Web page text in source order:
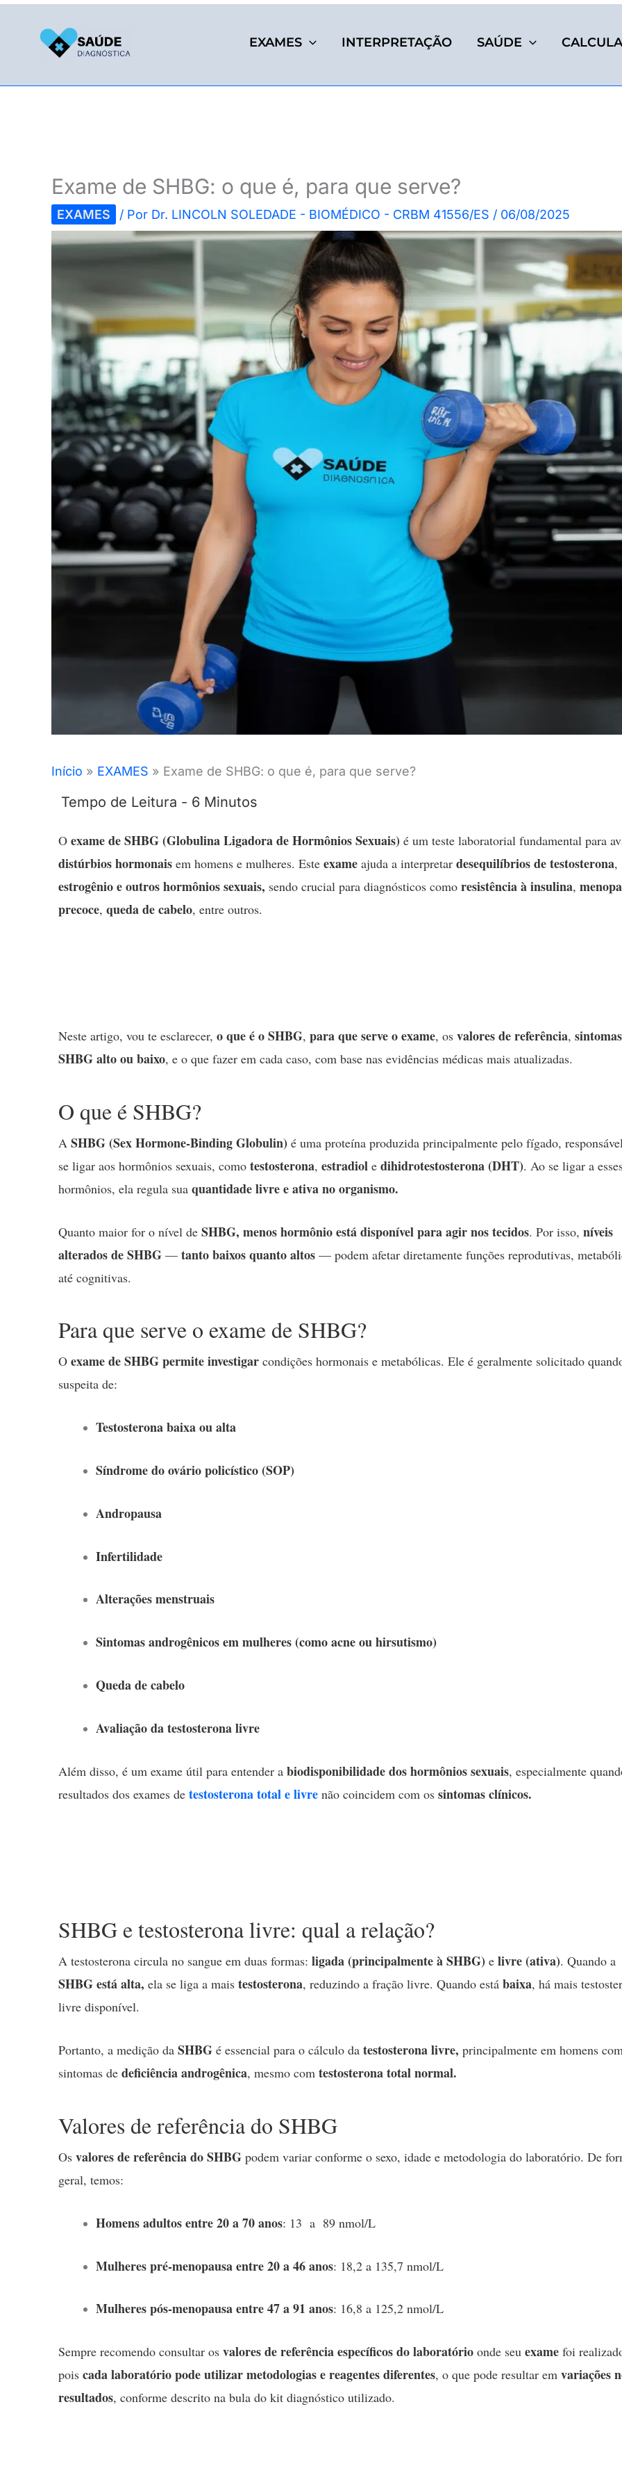
EXAMES INTERPRETAÇÃO SAÚDE
Exame de SHBG: o que é, para que serve?
EXAMES / Por Dr. LINCOLN SOLEDADE - BIOMÉDICO - CRBM 41556/ES / 06/08/2025
Início EXAMES Exame de SHBG: o que é, para que serve?
O exame de SHBG(Globulina Ligadora de Hormônios Sexuais) é um teste laboratorial fundamental para
distúrbios hormonais em homens e mulheres. Este exame ajuda a interpretar desequilíbrios de testosterona,
estrogênio e outros hormônios sexuais, sendo crucial para diagnósticos como resistência à insulina,
precoce, queda de cabelo, entre outros.
Neste artigo, vou te esclarecer, o que é o SHBG, para que serve o exame, os valores de referência,
SHBG alto ou baixo, e o que fazer em cada caso, com base nas evidências médicas mais atualizadas.
O que é SHBG?
A SHBG (Sex Hormone-Binding Globulin) é uma proteína produzida principalmente pelo fígado,
se ligar aos hormônios sexuais, como testosterona, estradiol e dihidrotestosterona (DHT). Ao se ligar a
hormônios, ela regula sua quantidade livre e ativa no organismo.
Quanto maior for o nível de SHBG, menos hormônio está disponível para agir nos tecidos. Por isso, níveis
alterados de SHBG — tanto baixos quanto altos — podem afetar diretamente funções reprodutivas,
até cognitivas.
Para que serve o exame de SHBG?
O exame de SHBG permite investigar condições hormonais e metabólicas. Ele é geralmente solicitado
suspeita de:
Testosterona baixa ou alta
Síndrome do ovário policístico (SOP)
Andropausa
Infertilidade
Alterações menstruais
Sintomas androgênicos em mulheres (como acne ou hirsutismo)
Queda de cabelo
Avaliação da testosterona livre
Além disso, é um exame útil para entender a biodisponibilidade dos hormônios sexuais, especialmente
resultados dos exames de testosterona total e livre não coincidem com os sintomas clínicos.
SHBG e testosterona livre: qual a relação?
A testosterona circula no sangue em duas formas: ligada (principalmente à SHBG) e livre (ativa). Quando a
SHBG está alta, ela se liga a mais testosterona, reduzindo a fração livre. Quando está baixa, há mais
livre disponível.
Portanto, a medição da SHBG é essencial para o cálculo da testosterona livre, principalmente em homens
sintomas de deficiência androgênica, mesmo com testosterona total normal.
Valores de referência do SHBG
Os valores de referência do SHBG podem variar conforme o sexo, idade e metodologia do laboratório. De
geral, temos:
Homens adultos entre 20 a 70 anos: 13 a 89 nmol/L
Mulheres pré-menopausa entre 20 a 46 anos: 18,2 a 135,7 nmol/L
Mulheres pós-menopausa entre 47 a 91 anos: 16,8 a 125,2 nmol/L
Sempre recomendo consultar os valores de referência específicos do laboratório onde seu exame foi
pois cada laboratório pode utilizar metodologias e reagentes diferentes, o que pode resultar em variações
resultados, conforme descrito na bula do kit diagnóstico utilizado.